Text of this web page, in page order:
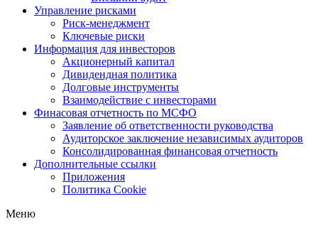
Управление рисками
Риск-менеджмент
Ключевые риски
Информация для инвесторов
Акционерный капитал
Дивидендная политика
Долговые инструменты
Взаимодействие с инвеcторами
Финасовая отчетность по МСФО
Заявление об ответственности руководства
Аудиторское заключение независимых аудиторов
Консолидированная финансовая отчетность
Дополнительные ссылки
Приложения
Политика Cookie
Меню